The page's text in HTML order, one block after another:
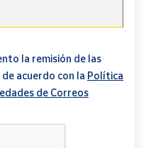
la remisión de las
acuerdo con la Política
de Correos